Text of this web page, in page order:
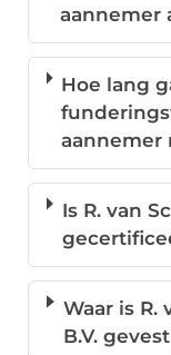
aannemer
Hoe lang
aannemer
Is R. van
Waar is R.
B.V.